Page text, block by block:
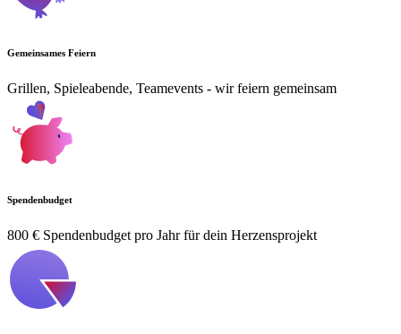
Gemeinsames Feiern
Grillen, Spieleabende, Teamevents - wir feiern gemeinsam
Spendenbudget
800 € Spendenbudget pro Jahr für dein Herzensprojekt